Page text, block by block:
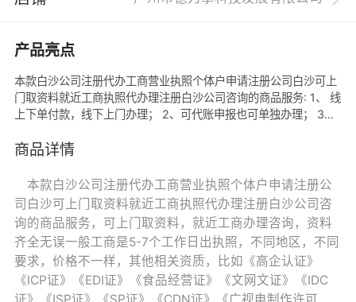
产品亮点
本款白沙公司注册代办工商营业执照个体户申请注册公司白沙可上
门取资料就近工商执照代办理注册白沙公司咨询的商品服务: 1、 线
上下单付款，线下上门办理； 2、可代账申报也可单独办理； 3、
5、我司可提供地址注册咨询； 6、资料齐全无误一般工商是5-7个
商品详情
本款白沙公司注册代办工商营业执照个体户申请注册公
司白沙可上门取资料就近工商执照代办理注册白沙公司咨
询的商品服务，可上门取资料，就近工商办理咨询，资料
齐全无误一般工商是5-7个工作日出执照，不同地区，不同
要求，价格不一样，其他相关资质，比如《高企认证》
《ICP证》《EDI证》《食品经营证》《文网文证》《IDC
证》《ISP证》《SP证》《CDN证》《广视电制作许可